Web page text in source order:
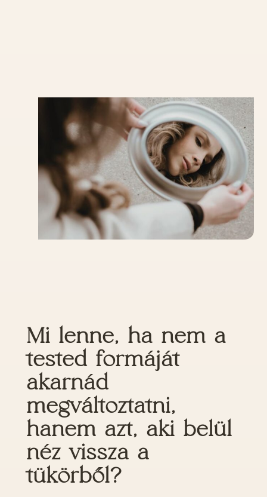
Mi lenne, ha nem a
tested formáját
akarnád
megváltoztatni,
hanem azt, aki belül
néz vissza a
tükörből?